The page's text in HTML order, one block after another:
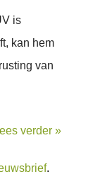
is
kan hem
van
verder »
.